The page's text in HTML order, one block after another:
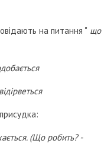
на питання " що
(Що робить? -